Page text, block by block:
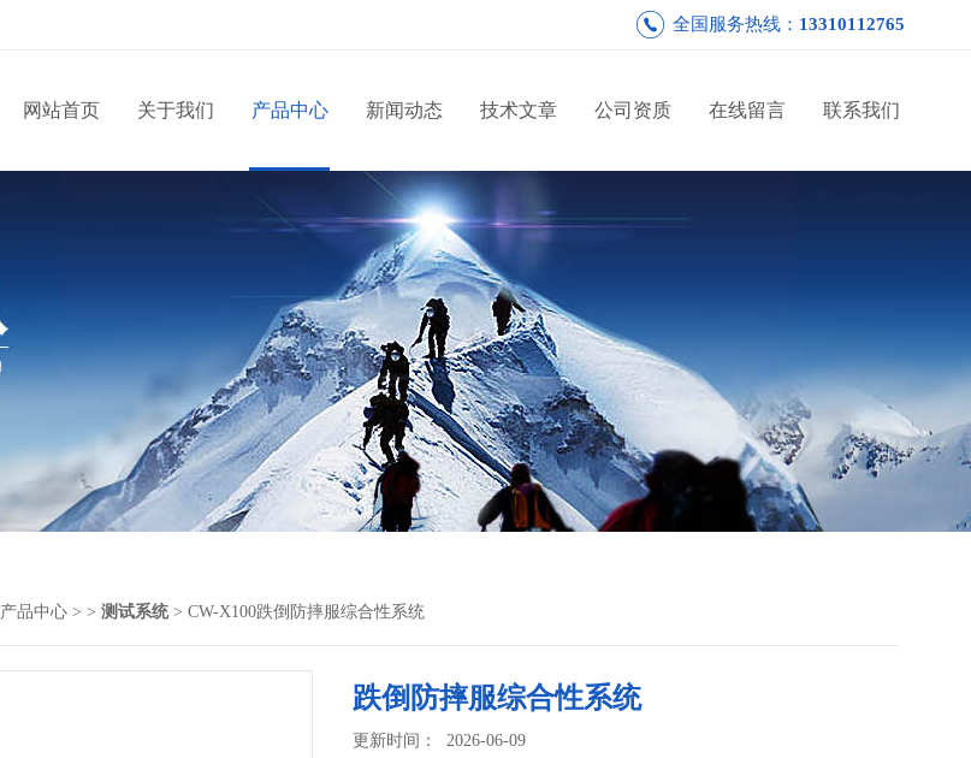
全国服务热线： 13310112765
网站首页 关于我们 产品中心 新闻动态 技术文章 公司资质 在线留言 联系我们
产品中心 > > 测试系统> CW-X100跌倒防摔服综合性系统
跌倒防摔服综合性系统
更新时间： 2026-06-09